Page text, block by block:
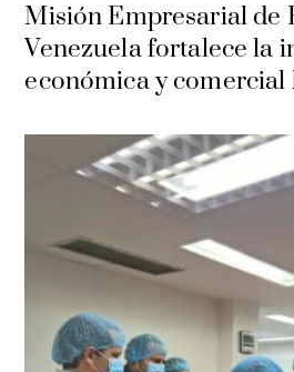
Misión Empresarial de
Venezuela fortalece la
económica y